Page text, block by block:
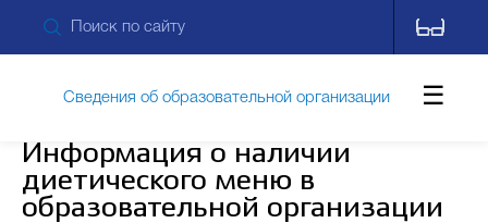
Информация о наличии
диетического меню в
образовательной организации
Сведения об образовательной организации
Обращения граждан